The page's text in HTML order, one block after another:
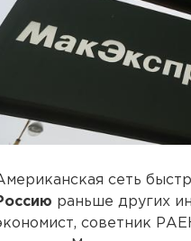
сеть
раньше других
советник